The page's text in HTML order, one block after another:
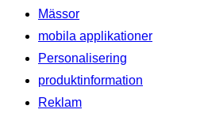
Mässor
mobila applikationer
Personalisering
produktinformation
Reklam